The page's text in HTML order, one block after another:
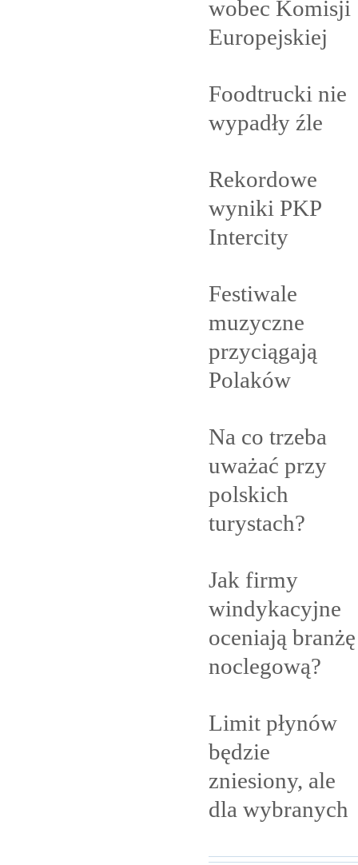
wobec Komisji
Europejskiej
Foodtrucki nie
wypadły źle
Rekordowe
wyniki PKP
Intercity
Festiwale
muzyczne
przyciągają
Polaków
Na co trzeba
uważać przy
polskich
turystach?
Jak firmy
windykacyjne
oceniają branżę
noclegową?
Limit płynów
będzie
zniesiony, ale
dla wybranych